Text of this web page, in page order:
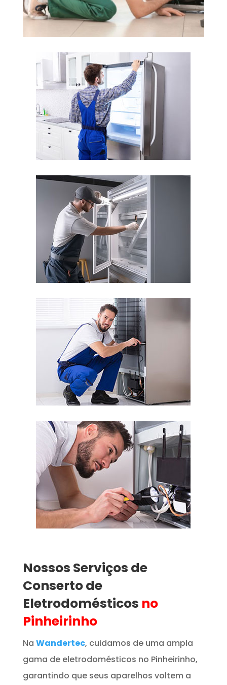
Nossos Serviços de
Conserto de
Eletrodomésticos no
Pinheirinho
Na Wandertec, cuidamos de uma ampla
gama de eletrodomésticos no Pinheirinho,
garantindo que seus aparelhos voltem a